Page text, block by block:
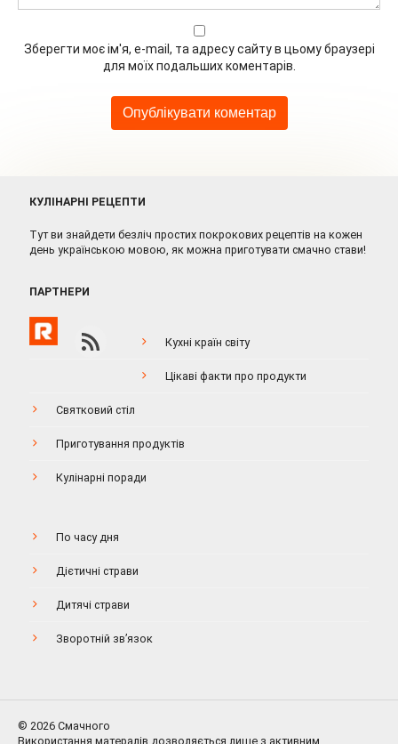
Зберегти моє ім'я, e-mail, та адресу сайту в цьому браузері
для моїх подальших коментарів.
КУЛІНАРНІ РЕЦЕПТИ
Тут ви знайдети безліч простих покрокових рецептів на кожен
день українською мовою, як можна приготувати смачно стави!
ПАРТНЕРИ
Кухні країн світу
Цікаві факти про продукти
Святковий стіл
Приготування продуктів
Кулінарні поради
По часу дня
Дієтичні страви
Дитячі страви
Зворотній зв’язок
© 2026 Смачного
Використання матералів дозволяється лише з активним